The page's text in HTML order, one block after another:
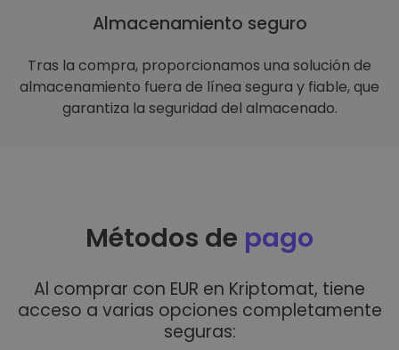
Almacenamiento seguro
Tras la compra, proporcionamos una solución de
almacenamiento fuera de línea segura y fiable, que
garantiza la seguridad del almacenado.
Métodos de pago
Al comprar con EUR en Kriptomat, tiene
acceso a varias opciones completamente
seguras: